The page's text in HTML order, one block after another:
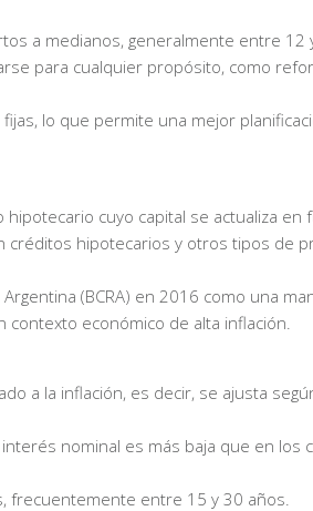
a medianos, generalmente entre 12
para cualquier propósito, como
lo que permite una mejor
cuyo capital se actualiza en
créditos hipotecarios y otros tipos de
(BCRA) en 2016 como una
económico de alta inflación.
a la inflación, es decir, se ajusta
nominal es más baja que en
frecuentemente entre 15 y 30 años.